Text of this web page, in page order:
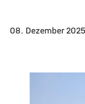
08. Dezember 2025